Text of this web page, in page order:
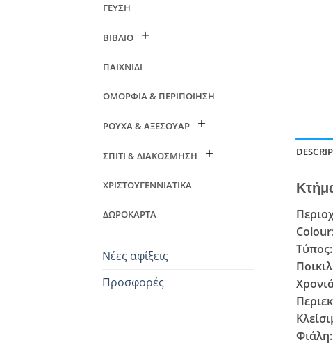
ΓΕΥΣΗ
ΒΙΒΛΙΟ
ΠΑΙΧΝΙΔΙ
ΟΜΟΡΦΙΑ & ΠΕΡΙΠΟΙΗΣΗ
ΡΟΥΧΑ & ΑΞΕΣΟΥΑΡ
ΣΠΙΤΙ & ΔΙΑΚΟΣΜΗΣΗ
ΧΡΙΣΤΟΥΓΕΝΝΙΑΤΙΚΑ
ΔΩΡΟΚΑΡΤΑ
Νέες αφίξεις
Προσφορές
Τύπος:
Φιάλη: